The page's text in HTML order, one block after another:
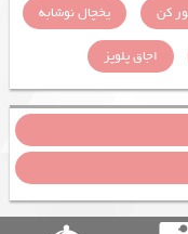
کن
یخچال نوشابه
اجاق پلوپز